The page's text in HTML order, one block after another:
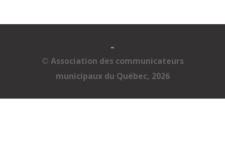
-
© Association des communicateurs
municipaux du Québec, 2026